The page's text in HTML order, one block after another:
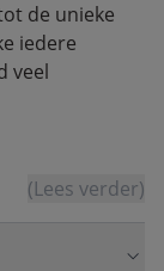
de unieke
iedere
veel
(Lees verder)